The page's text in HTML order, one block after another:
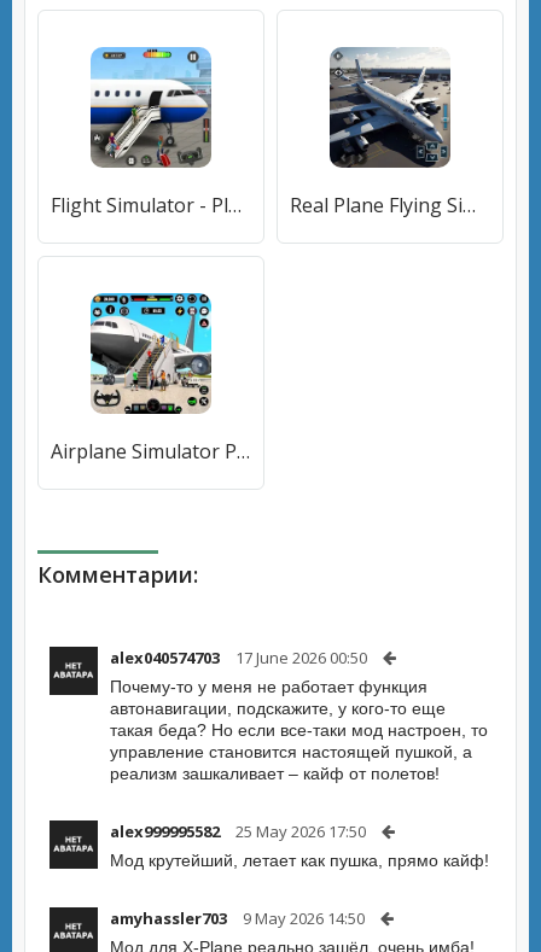
Flight Simulator - Plane Games (Флайт Симулятор) [МОД Бесконечные монеты] APK Android Real Plane Flying Simulator [МОД Unlocked] APK Android
Airplane Simulator Plane Games [МОД Все открыто] APK Android
Комментарии:
alex040574703 17 June 2026 00:50
Почему-то у меня не работает функция
автонавигации, подскажите, у кого-то еще
такая беда? Но если все-таки мод настроен, то
управление становится настоящей пушкой, а
реализм зашкаливает – кайф от полетов!
alex999995582 25 May 2026 17:50
Мод крутейший, летает как пушка, прямо кайф!
amyhassler703 9 May 2026 14:50
Мод для X-Plane реально зашёл, очень имба!